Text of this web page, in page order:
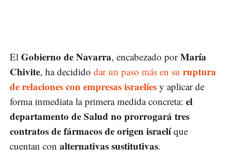
El Gobierno de Navarra, encabezado porMaría
Chivite, ha decidido dar un paso más en su ruptura
de relaciones con empresas israelíes y aplicar de
forma inmediata la primera medida concreta: el
departamento de Salud no prorrogará tres
contratos de fármacos de origen israelíque
cuentan con alternativas sustitutivas.